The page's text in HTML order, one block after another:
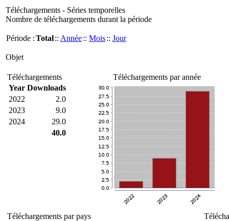
Téléchargements - Séries temporelles
Nombre de téléchargements durant la période
Période :Total:: Année:: Mois:: Jour
Objet
Téléchargements
Year Downloads
2022
2.0
2023
9.0
2024
29.0
40.0
Téléchargements par année
Téléchargements par pays